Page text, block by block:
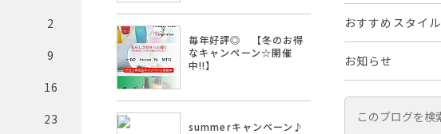
2
9
16
23
毎年好評◎ 【冬のお得
なキャンペーン☆開催
中!!】
summerキャンペーン♪
おすすめスタイル
お知らせ